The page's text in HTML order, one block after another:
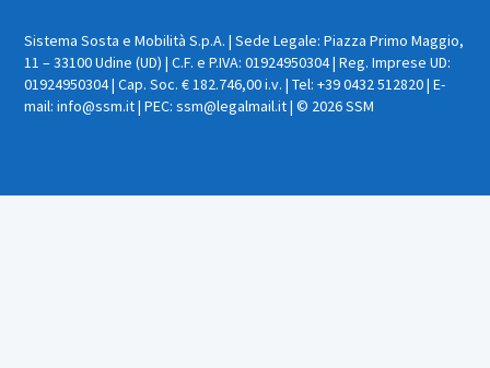
Sistema Sosta e Mobilità S.p.A. | Sede Legale: Piazza Primo Maggio,
11 – 33100 Udine (UD) | C.F. e P.IVA: 01924950304 | Reg. Imprese UD:
01924950304 | Cap. Soc. € 182.746,00 i.v. | Tel: +39 0432 512820 | E-
mail: info@ssm.it | PEC: ssm@legalmail.it | © 2026 SSM